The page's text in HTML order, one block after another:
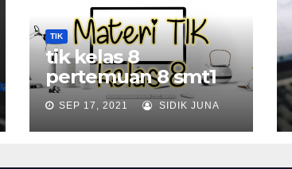
TIK
tik kelas 8
pertemuan 8 smt1
SEP 17, 2021 SIDIK JUNA